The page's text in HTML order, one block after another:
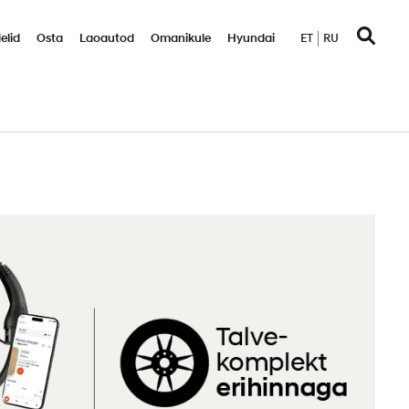
Osta Laoautod Omanikule Hyundai ET RU